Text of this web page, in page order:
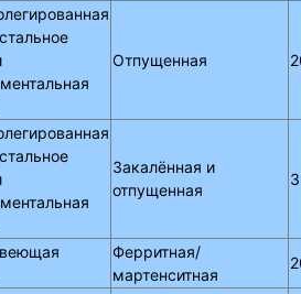
Отпущенная
Закалённая и
отпущенная
Ферритная/
мартенситная